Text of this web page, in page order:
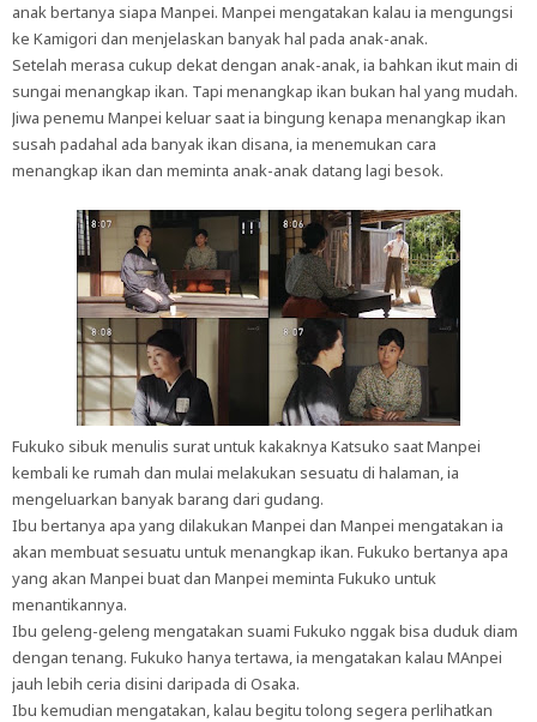
anak bertanya siapa Manpei. Manpei mengatakan kalau ia mengungsi
ke Kamigori dan menjelaskan banyak hal pada anak-anak.
Setelah merasa cukup dekat dengan anak-anak, ia bahkan ikut main di
sungai menangkap ikan. Tapi menangkap ikan bukan hal yang mudah.
Jiwa penemu Manpei keluar saat ia bingung kenapa menangkap ikan
susah padahal ada banyak ikan disana, ia menemukan cara
menangkap ikan dan meminta anak-anak datang lagi besok.
Fukuko sibuk menulis surat untuk kakaknya Katsuko saat Manpei
kembali ke rumah dan mulai melakukan sesuatu di halaman, ia
mengeluarkan banyak barang dari gudang.
Ibu bertanya apa yang dilakukan Manpei dan Manpei mengatakan ia
akan membuat sesuatu untuk menangkap ikan. Fukuko bertanya apa
yang akan Manpei buat dan Manpei meminta Fukuko untuk
menantikannya.
Ibu geleng-geleng mengatakan suami Fukuko nggak bisa duduk diam
dengan tenang. Fukuko hanya tertawa, ia mengatakan kalau MAnpei
jauh lebih ceria disini daripada di Osaka.
Ibu kemudian mengatakan, kalau begitu tolong segera perlihatkan